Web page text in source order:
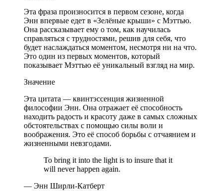
Эта фраза произносится в первом сезоне, когда
Энн впервые едет в «Зелёные крыши» с Мэттью.
Она рассказывает ему о том, как научилась
справляться с трудностями, решив для себя, что
будет наслаждаться моментом, несмотря ни на что.
Это один из первых моментов, который
показывает Мэттью её уникальный взгляд на мир.
Значение
Эта цитата — квинтэссенция жизненной
философии Энн. Она отражает её способность
находить радость и красоту даже в самых сложных
обстоятельствах с помощью силы воли и
воображения. Это её способ борьбы с отчаянием и
жизненными невзгодами.
To bring it into the light is to insure that it
will never happen again.
— Энн Ширли-Катберт